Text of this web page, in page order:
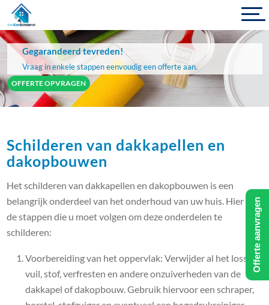
Gegarandeerd tevreden!
Vraag in enkele stappen eenvoudig een offerte aan.
OFFERTE OPVRAGEN
Schilderen van dakkapellen en
dakopbouwen
Het schilderen van dakkapellen en dakopbouwen is een
belangrijk onderdeel van het onderhoud van uw huis. Hier zijn
de stappen die u moet volgen om deze onderdelen te
schilderen:
Voorbereiding van het oppervlak: Verwijder al het losse
vuil, stof, verfresten en andere onzuiverheden van de
dakkapel of dakopbouw. Gebruik hiervoor een schraper,
Offerte aanvragen